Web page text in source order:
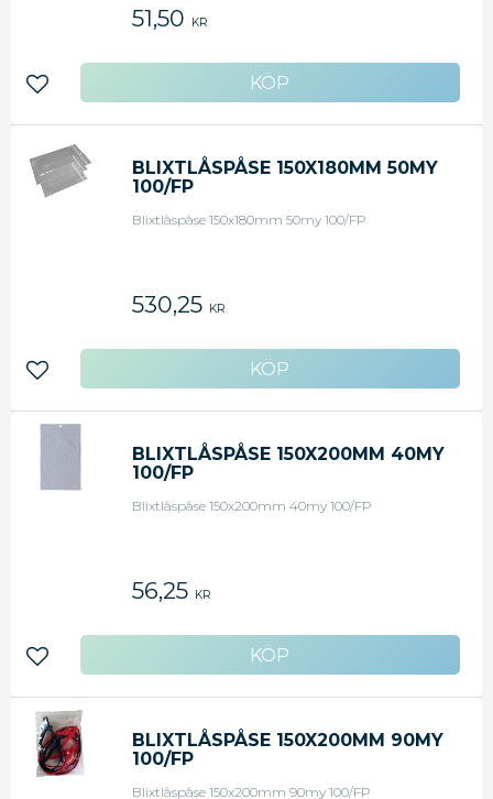
51,50 KR
Lägg till i favoriter
BLIXTLÅSPÅSE 150X180MM 50MY
100/FP
Blixtlåspåse 150x180mm 50my 100/FP
530,25 KR
Lägg till i favoriter
BLIXTLÅSPÅSE 150X200MM 40MY
100/FP
Blixtlåspåse 150x200mm 40my 100/FP
56,25 KR
Lägg till i favoriter
BLIXTLÅSPÅSE 150X200MM 90MY
100/FP
Blixtlåspåse 150x200mm 90my 100/FP